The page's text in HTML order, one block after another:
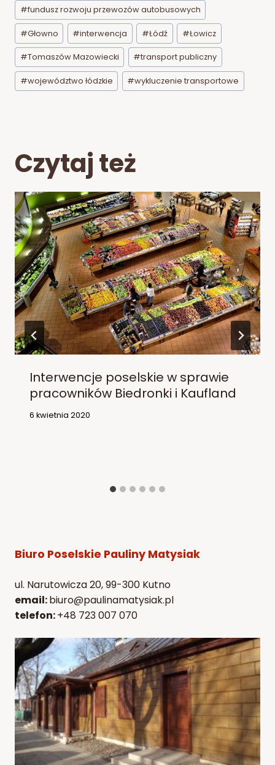
Tagi
wpisu:
#fundusz rozwoju przewozów autobusowych
#Głowno #interwencja #Łódź #Łowicz
#Tomaszów Mazowiecki #transport publiczny
#województwo łódzkie #wykluczenie transportowe
Czytaj też
Interwencje poselskie w sprawie
pracowników Biedronki i Kaufland
6 kwietnia 2020
Biuro Poselskie Pauliny Matysiak
ul. Narutowicza 20, 99-300 Kutno
email:biuro@paulinamatysiak.pl
telefon:+48 723 007 070